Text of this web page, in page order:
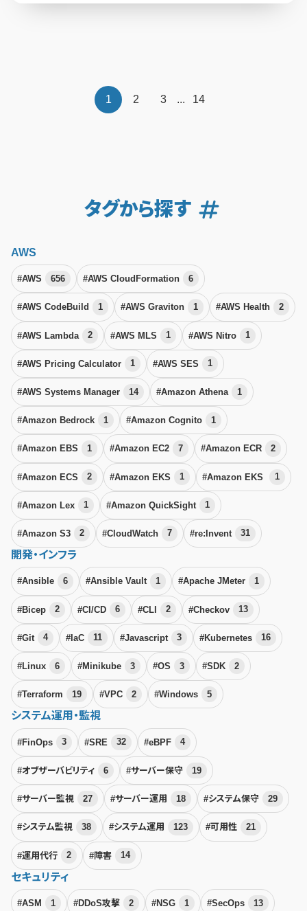
1 2 3 ... 14
タグから探す
AWS
#AWS 656 #AWS CloudFormation 6
#AWS CodeBuild 1 #AWS Graviton 1 #AWS Health 2
#AWS Lambda 2 #AWS MLS 1 #AWS Nitro 1
#AWS Pricing Calculator 1 #AWS SES 1
#AWS Systems Manager 14 #Amazon Athena 1
#Amazon Bedrock 1 #Amazon Cognito 1
#Amazon EBS 1 #Amazon EC2 7 #Amazon ECR 2
#Amazon ECS 2 #Amazon EKS 1 #Amazon EKS 1
#Amazon Lex 1 #Amazon QuickSight 1
#Amazon S3 2 #CloudWatch 7 #re:Invent 31
開発・インフラ
#Ansible 6 #Ansible Vault 1 #Apache JMeter 1
#Bicep 2 #CI/CD 6 #CLI 2 #Checkov 13
#Git 4 #IaC 11 #Javascript 3 #Kubernetes 16
#Linux 6 #Minikube 3 #OS 3 #SDK 2
#Terraform 19 #VPC 2 #Windows 5
システム運用・監視
#FinOps 3 #SRE 32 #eBPF 4
#オブザーバビリティ 6 #サーバー保守 19
#サーバー監視 27 #サーバー運用 18 #システム保守 29
#システム監視 38 #システム運用 123 #可用性 21
#運用代行 2 #障害 14
セキュリティ
#ASM 1 #DDoS攻撃 2 #NSG 1 #SecOps 13